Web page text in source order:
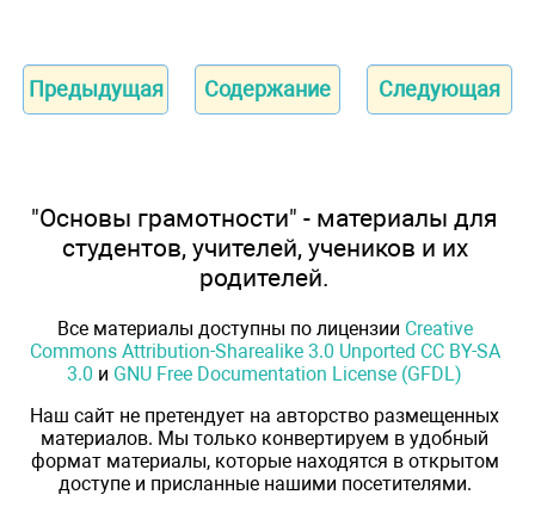
Предыдущая Содержание Следующая
"Основы грамотности" - материалы для
студентов, учителей, учеников и их
родителей.
Все материалы доступны по лицензии Creative
Commons Attribution-Sharealike 3.0 Unported CC BY-SA
3.0 и GNU Free Documentation License (GFDL)
Наш сайт не претендует на авторство размещенных
материалов. Мы только конвертируем в удобный
формат материалы, которые находятся в открытом
доступе и присланные нашими посетителями.